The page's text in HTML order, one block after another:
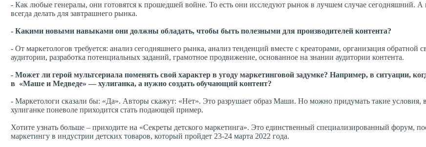
- Как любые генералы, они готовятся к прошедшей войне. То есть они исследуют рынок в лучшем случае сегодняшний. А
всегда делать для завтрашнего рынка.
- Какими новыми навыками они должны обладать, чтобы быть полезными для производителей контента?
- От маркетологов требуется: анализ сегодняшнего рынка, анализ тенденций вместе с креаторами, организация обратной
аудитории, разработка потенциальных заданий, грамотное продвижение, основанное на знании аудитории контента.
- Может ли герой мультсериала поменять свой характер в угоду маркетинговой задумке? Например, в ситуации,
в «Маше и Медведе» — хулиганка, а нужно создать обучающий контент?
- Маркетологи сказали бы: «Да». Авторы скажут: «Нет». Это разрушает образ Маши. Но можно придумать такие условия,
хулиганке поневоле приходится стать подающей пример.
Хотите узнать больше – приходите на «Секреты детского маркетинга». Это единственный специализированный форум,
маркетингу в индустрии детских товаров, который пройдет 23-24 марта 2022 года.